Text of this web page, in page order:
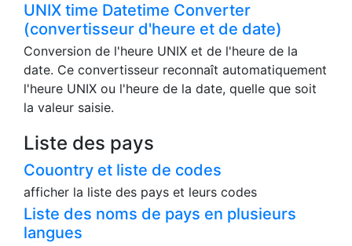
UNIX time Datetime Converter
(convertisseur d'heure et de date)
Conversion de l'heure UNIX et de l'heure de la
date. Ce convertisseur reconnaît automatiquement
l'heure UNIX ou l'heure de la date, quelle que soit
la valeur saisie.
Liste des pays
Couontry et liste de codes
afficher la liste des pays et leurs codes
Liste des noms de pays en plusieurs
langues